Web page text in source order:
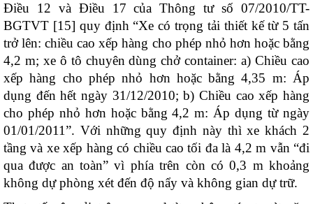
Điều 12 và Điều 17 của Thông tư số 07/2010/TT-
BGTVT [15] quy định “Xe có trọng tải thiết kế từ 5 tấn
trở lên: chiều cao xếp hàng cho phép nhỏ hơn hoặc bằng
4,2 m; xe ô tô chuyên dùng chở container: a) Chiều cao
xếp hàng cho phép nhỏ hơn hoặc bằng 4,35 m: Áp
dụng đến hết ngày 31/12/2010; b) Chiều cao xếp hàng
cho phép nhỏ hơn hoặc bằng 4,2 m: Áp dụng từ ngày
01/01/2011”. Với những quy định này thì xe khách 2
tầng và xe xếp hàng có chiều cao tối đa là 4,2 m vẫn “đi
qua được an toàn” vì phía trên còn có 0,3 m khoảng
không dự phòng xét đến độ nẩy và không gian dự trữ.